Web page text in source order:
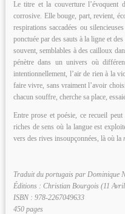
Le titre et la couverture l’évoquent
corrosive. Elle bouge, part, revient,
respirations saccadées ou
ponctuée par des sauts à la ligne et
souvent, semblables à des cailloux
pénètre dans un univers où
intentionnellement, l’air de rien à la
faire vivre, sans vraiment l’avoir
chacun souffre, cherche sa place,
Entre prose et poésie, ce recueil
riches de sens où la langue est
vers des rives insoupçonnées, là où la
Traduit du portugais par Dominique
Éditions : Christian Bourgois (11
ISBN : 978-2267049633
450 pages